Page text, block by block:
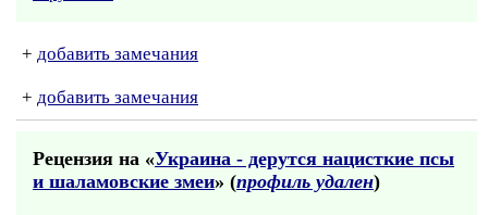
+ добавить замечания
+ добавить замечания
Рецензия на «Украина - дерутся нацисткие псы
и шаламовские змеи» (профиль удален)